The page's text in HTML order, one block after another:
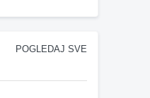
POGLEDAJ SVE